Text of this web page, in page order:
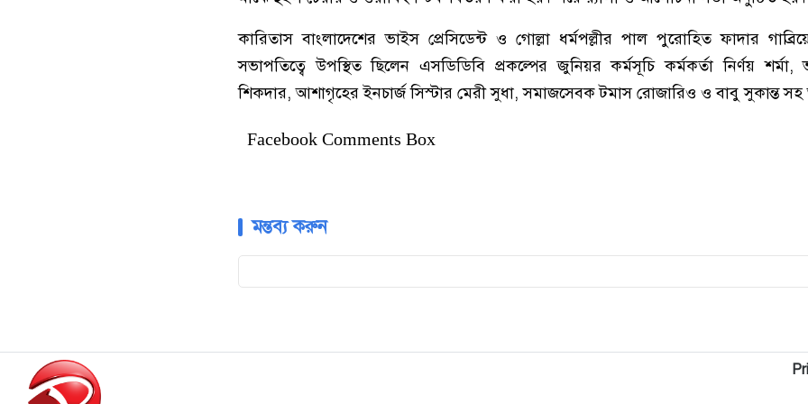
কারিতাস বাংলাদেশের ভাইস প্রেসিডেন্ট ও গোল্লা ধর্মপল্লীর পাল পুরোহিত ফাদার
সভাপতিত্বে উপস্থিত ছিলেন এসডিডিবি প্রকল্পের জুনিয়র কর্মসূচি কর্মকর্তা নির্ণয় শর্মা,
শিকদার, আশাগৃহের ইনচার্জ সিস্টার মেরী সুধা, সমাজসেবক টমাস রোজারিও ও বাবু সুকান্ত
Facebook Comments Box
মন্তব্য করুন